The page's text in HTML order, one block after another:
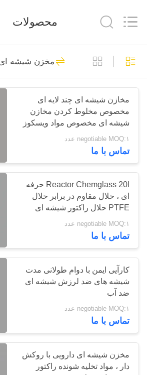
خانه
محصولات
درباره
تور
کارخانه
کنترل
کیفیت
تماس
بگیرید
نقشه
سایت
Chemglass
Co.,Ltd.
Reserved.
مخزن راکتور
ای
راکتور شیشه ای
فشار بالا
6
راکتور شیشه ای
Borosilicate
6
محصولات
مخزن شیشه ای
مخازن شیشه ای چند لایه ای
مخصوص مخلوط کردن مخازن
شیشه ای مخصوص مواد ویسکوز
طیف گسترده ای
negotiable MOQ:۱ عدد
تماس با ما
Reactor Chemglass 20l حرفه
ای ، حلال مقاوم در برابر حلال
PTFE حلال راکتور شیشه ای
Borosilicate
negotiable MOQ:۱ عدد
تماس با ما
کارآیی ایمن با دوام طولانی مدت
شیشه های ضد لرزش شیشه ای
ضد آب
negotiable MOQ:۱ عدد
تماس با ما
مخزن شیشه ای دارویی با روکش
دار ، مواد تخلیه شونده راکتور